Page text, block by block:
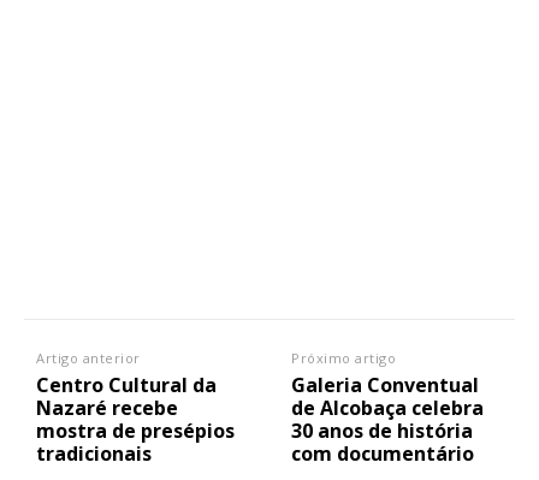
Artigo anterior
Centro Cultural da
Nazaré recebe
mostra de presépios
tradicionais
Próximo artigo
Galeria Conventual
de Alcobaça celebra
30 anos de história
com documentário